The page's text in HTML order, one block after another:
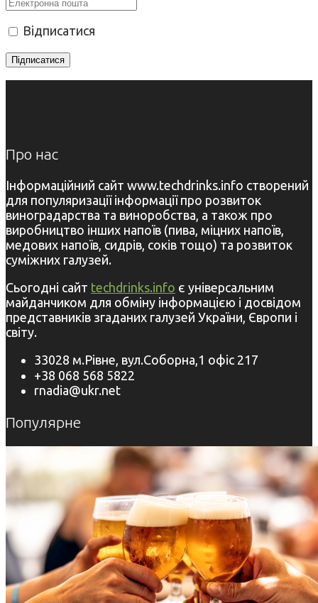
Відписатися
Про нас
Інформаційний сайт www.techdrinks.info створений
для популяризації інформації про розвиток
виноградарства та виноробства, а також про
виробництво інших напоїв (пива, міцних напоїв,
медових напоїв, сидрів, соків тощо) та розвиток
суміжних галузей.
Сьогодні сайт techdrinks.info є універсальним
майданчиком для обміну інформацією і досвідом
представників згаданих галузей України, Європи і
світу.
33028 м.Рівне, вул.Соборна,1 офіс 217
+38 068 568 5822
rnadia@ukr.net
Популярне